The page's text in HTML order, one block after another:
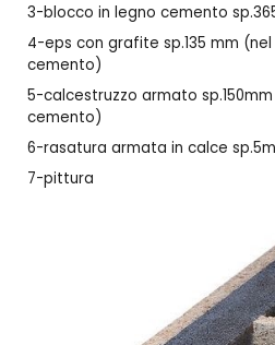
3-blocco in legno cemento
4-eps con grafite sp.135 mm
cemento)
5-calcestruzzo armato sp.15
cemento)
6-rasatura armata in calce
7-pittura